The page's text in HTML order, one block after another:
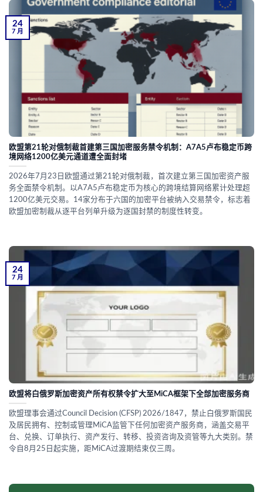
欧盟第21轮对俄制裁首建第三国加密服务禁令机制：A7A5卢布稳定币跨
境网络1200亿美元通道遭全面封堵
2026年7月23日欧盟通过第21轮对俄制裁，首次建立第三国加密资产服
务全面禁令机制。以A7A5卢布稳定币为核心的跨境结算网络累计处理超
1200亿美元交易。14家分布于六国的加密平台被纳入交易禁令，标志着
欧盟加密制裁从逐平台列单升级为逐国封禁的制度性转变。
24
7 月
欧盟将白俄罗斯加密资产所有权禁令扩大至MiCA框架下全部加密服务商
欧盟理事会通过Council Decision (CFSP) 2026/1847，禁止白俄罗斯国民
及居民拥有、控制或管理MiCA监管下任何加密资产服务商，涵盖交易平
台、兑换、订单执行、资产发行、转移、投资咨询及资管等九大类别。禁
令自8月25日起实施，距MiCA过渡期结束仅三周。
24
7 月